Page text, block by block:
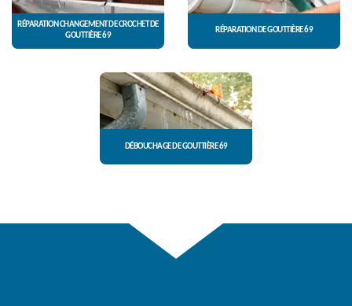
RÉPARATION CHANGEMENT DE CROCHET DE
GOUTTIÈRE 69
RÉPARATION DE GOUTTIÈRE 69
DÉBOUCHAGE DE GOUTTIÈRE 69